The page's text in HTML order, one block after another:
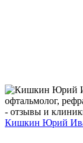
Кишкин Юрий